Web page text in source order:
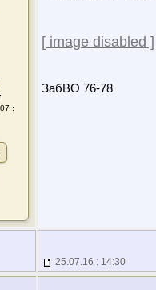
:
[ image disabled ]
ЗабВО 76-78
25.07.16 : 14:30